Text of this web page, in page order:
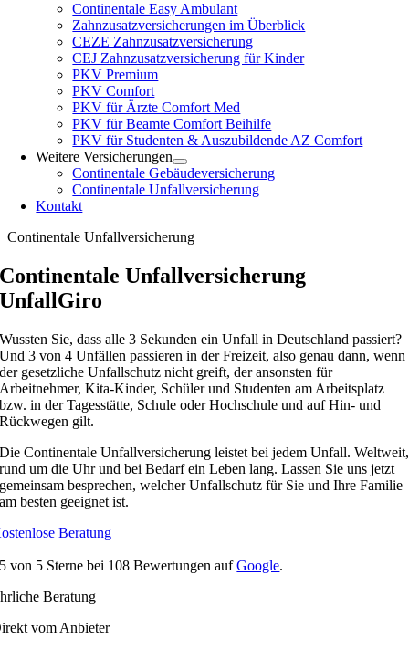
Continentale Easy Ambulant
Zahnzusatzversicherungen im Überblick
CEZE Zahnzusatzversicherung
CEJ Zahnzusatzversicherung für Kinder
PKV Premium
PKV Comfort
PKV für Ärzte Comfort Med
PKV für Beamte Comfort Beihilfe
PKV für Studenten & Auszubildende AZ Comfort
Weitere Versicherungen
Continentale Gebäudeversicherung
Continentale Unfallversicherung
Kontakt
Continentale Unfallversicherung
Continentale Unfallversicherung
UnfallGiro
Wussten Sie, dass alle 3 Sekunden ein Unfall in Deutschland passiert?
Und 3 von 4 Unfällen passieren in der Freizeit, also genau dann, wenn
der gesetzliche Unfallschutz nicht greift, der ansonsten für
Arbeitnehmer, Kita-Kinder, Schüler und Studenten am Arbeitsplatz
bzw. in der Tagesstätte, Schule oder Hochschule und auf Hin- und
Rückwegen gilt.
Die Continentale Unfallversicherung leistet bei jedem Unfall. Weltweit,
rund um die Uhr und bei Bedarf ein Leben lang. Lassen Sie uns jetzt
gemeinsam besprechen, welcher Unfallschutz für Sie und Ihre Familie
am besten geeignet ist.
Beratung
5 von 5 Sterne bei 108 Bewertungen aufGoogle.
Beratung
vom Anbieter